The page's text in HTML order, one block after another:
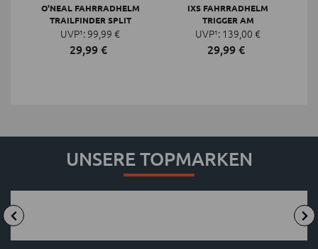
O'NEAL FAHRRADHELM
TRAILFINDER SPLIT
UVP¹: 99,99 €
29,99€
IXS FAHRRADHELM
TRIGGER AM
UVP¹: 139,00 €
29,99€
UNSERE TOPMARKEN